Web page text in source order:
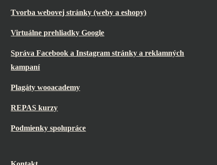
Tvorba webovej stránky (weby a eshopy)
Virtuálne prehliadky Google
Správa Facebook a Instagram stránky a reklamných
kampaní
Plagáty wooacademy
REPAS kurzy
Podmienky spolupráce